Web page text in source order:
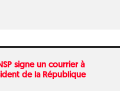
signe un courrier à
de la République